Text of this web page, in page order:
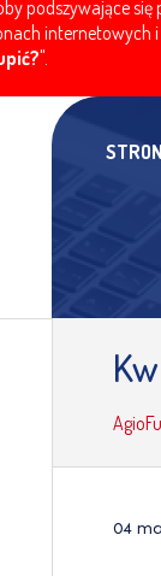
podszywające
".
04